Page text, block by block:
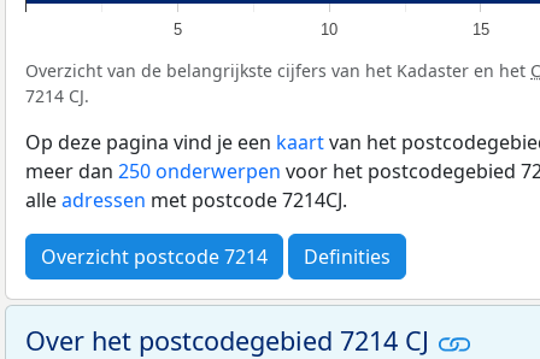
5 10 15
Overzicht van de belangrijkste cijfers van het Kadaster en het
7214 CJ.
Op deze pagina vind je een kaartvan het
meer dan 250 onderwerpen voor het postcodegebied
alleadressen met postcode 7214CJ.
Overzicht postcode 7214 Definities
Over het postcodegebied 7214 CJ